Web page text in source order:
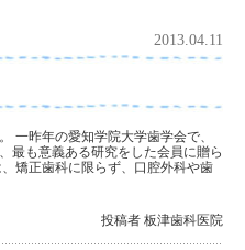
2013.04.11
一昨年の愛知学院大学歯学会で、
最も意義ある研究をした会員に贈ら
矯正歯科に限らず、口腔外科や歯
投稿者 板津歯科医院